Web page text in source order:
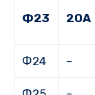
Ф23 20А
Ф24 –